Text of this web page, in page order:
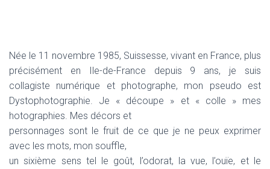
Née le 11 novembre 1985, Suissesse, vivant en France, plus
précisément en Ile-de-France depuis 9 ans, je suis
collagiste numérique et photographe, mon pseudo est
Dystophotographie. Je « découpe » et « colle » mes
hotographies. Mes décors et
personnages sont le fruit de ce que je ne peux exprimer
avec les mots, mon souffle,
un sixième sens tel le goût, l’odorat, la vue, l’ouïe, et le